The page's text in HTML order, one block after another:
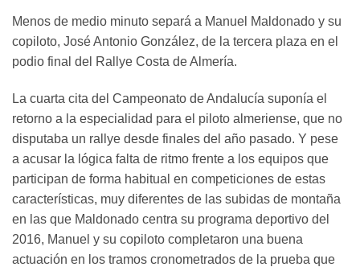
Menos de medio minuto separá a Manuel Maldonado y su
copiloto, José Antonio González, de la tercera plaza en el
podio final del Rallye Costa de Almería.
La cuarta cita del Campeonato de Andalucía suponía el
retorno a la especialidad para el piloto almeriense, que no
disputaba un rallye desde finales del año pasado. Y pese
a acusar la lógica falta de ritmo frente a los equipos que
participan de forma habitual en competiciones de estas
características, muy diferentes de las subidas de montaña
en las que Maldonado centra su programa deportivo del
2016, Manuel y su copiloto completaron una buena
actuación en los tramos cronometrados de la prueba que